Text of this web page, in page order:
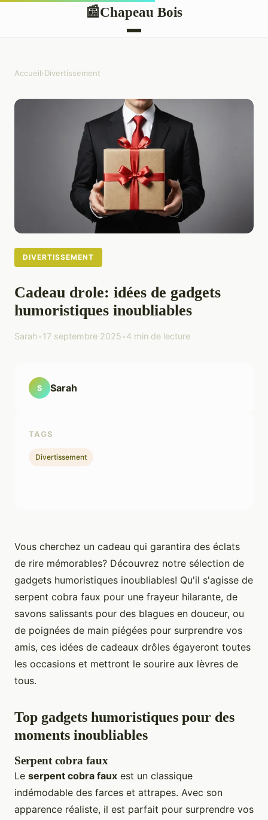
📰Chapeau Bois
Accueil›Divertissement
DIVERTISSEMENT
Cadeau drole: idées de gadgets
humoristiques inoubliables
Sarah•17 septembre 2025•4 min de lecture
Vous cherchez un cadeau qui garantira des éclats
de rire mémorables? Découvrez notre sélection de
gadgets humoristiques inoubliables! Qu'il s'agisse de
serpent cobra faux pour une frayeur hilarante, de
savons salissants pour des blagues en douceur, ou
de poignées de main piégées pour surprendre vos
amis, ces idées de cadeaux drôles égayeront toutes
les occasions et mettront le sourire aux lèvres de
tous.
Top gadgets humoristiques pour des
moments inoubliables
Serpent cobra faux
Le serpent cobra faux est un classique
indémodable des farces et attrapes. Avec son
apparence réaliste, il est parfait pour surprendre vos
S Sarah
TAGS
Divertissement